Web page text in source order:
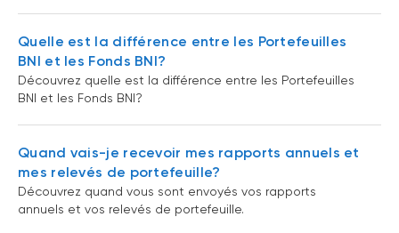
Quelle est la différence entre les Portefeuilles
BNI et les Fonds BNI?
Découvrez quelle est la différence entre les Portefeuilles
BNI et les Fonds BNI?
Quand vais-je recevoir mes rapports annuels et
mes relevés de portefeuille?
Découvrez quand vous sont envoyés vos rapports
annuels et vos relevés de portefeuille.